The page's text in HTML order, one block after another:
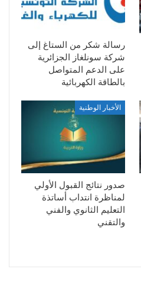
رسالة شكر من الستاغ إلى
شركة سونلغاز الجزائرية
على الدعم المتواصل
بالطاقة الكهربائية
الأخبار الوطنية
صدور نتائج القبول الأولي
لمناظرة انتداب أساتذة
التعليم الثانوي والفني
والتقني